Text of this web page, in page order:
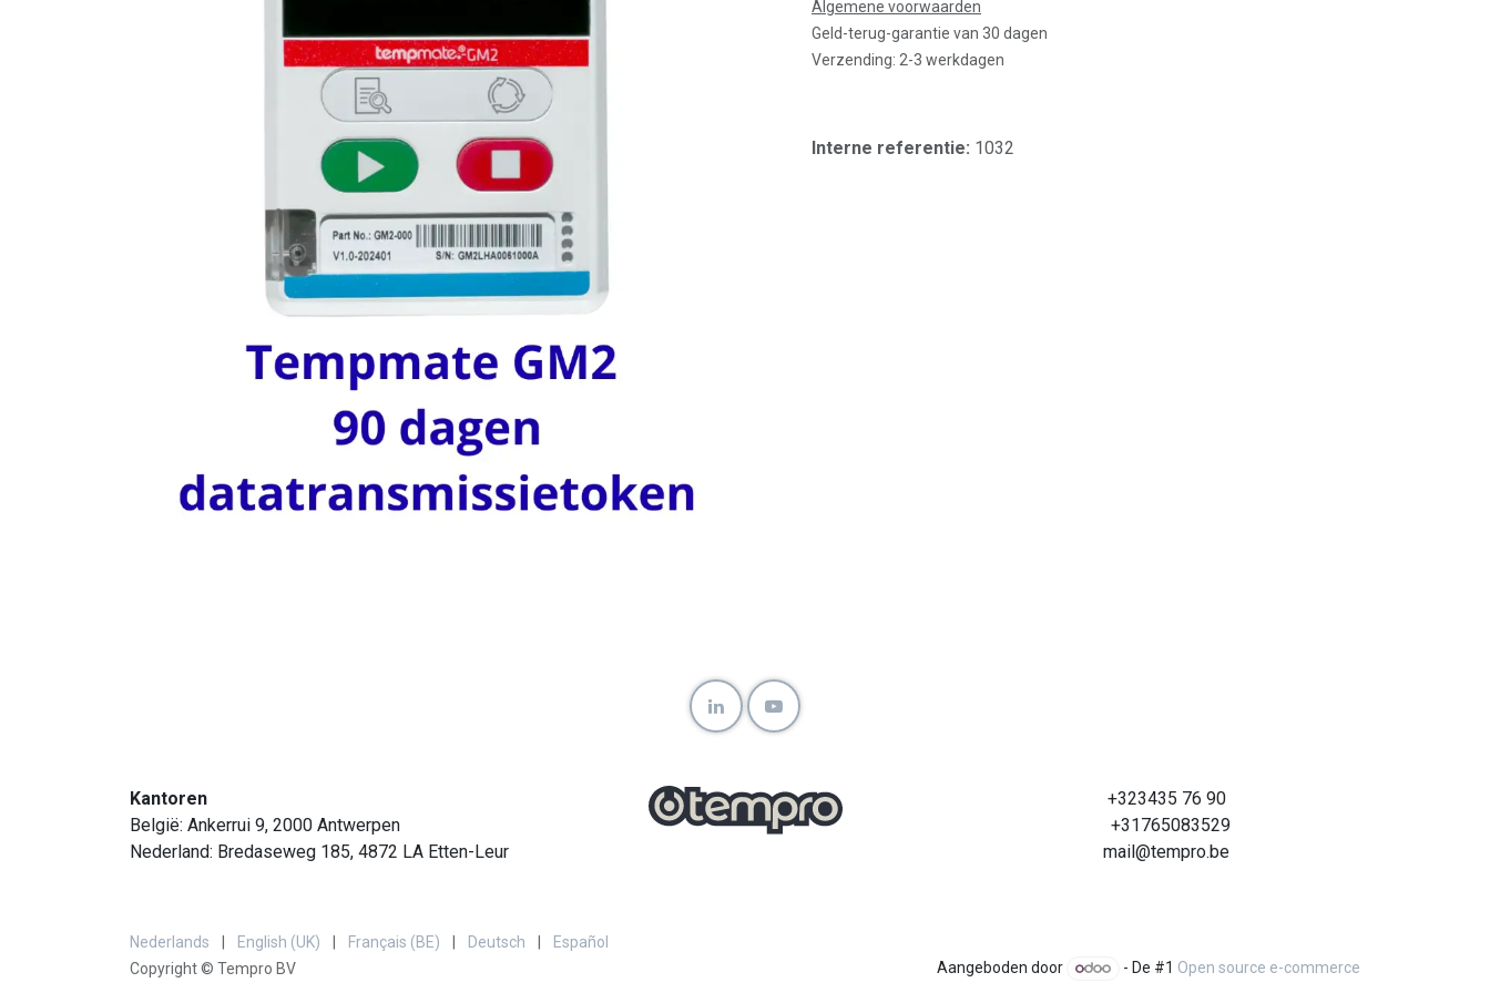
Algemene voorwaarden
Geld-terug-garantie van 30 dagen
Verzending: 2-3 werkdagen
Interne referentie: 1032
Kantoren
België: Ankerrui 9, 2000 Antwerpen
Nederland: Bredaseweg 185, 4872 LA Etten-Leur
+323435 76 90
+31765083529
mail@tempro.be
Copyright © Tempro BV
Nederlands English (UK) Français (BE) Deutsch
Español
Aangeboden door
- De #1 Open source e-commerce